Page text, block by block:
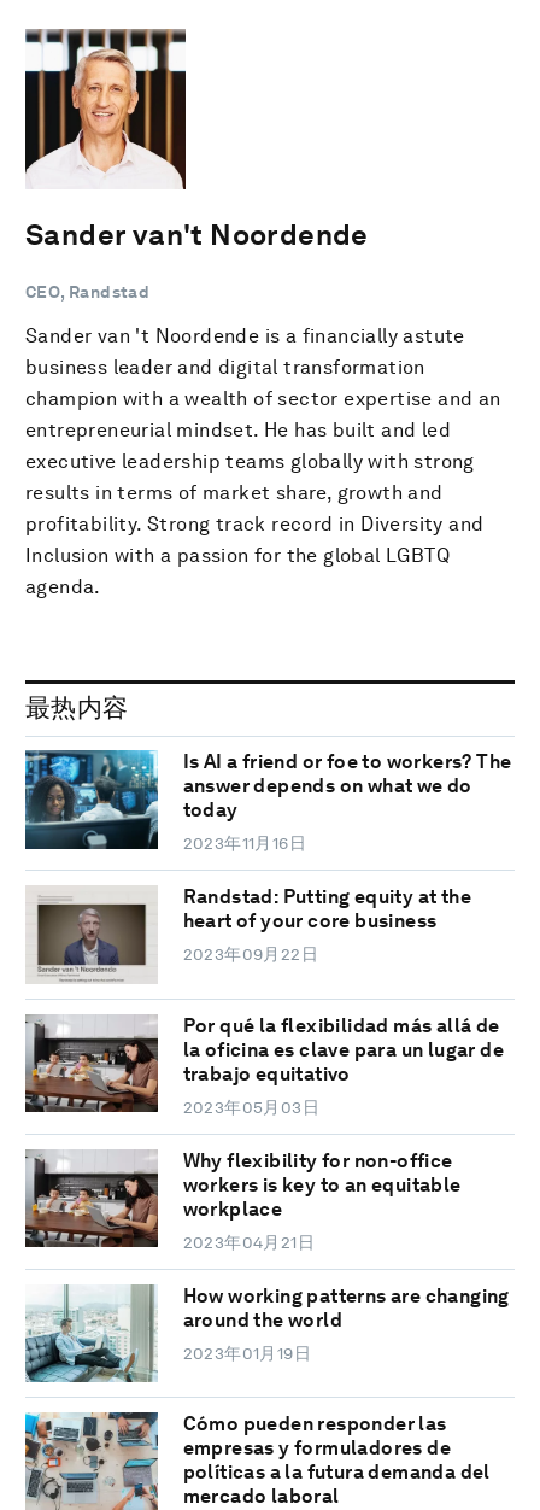
Sander van't Noordende
CEO, Randstad
Sander van 't Noordende is a financially astute
business leader and digital transformation
champion with a wealth of sector expertise and an
entrepreneurial mindset. He has built and led
executive leadership teams globally with strong
results in terms of market share, growth and
profitability. Strong track record in Diversity and
Inclusion with a passion for the global LGBTQ
agenda.
最热内容
Is AI a friend or foe to workers? The
answer depends on what we do
today
2023年11月16日
Randstad: Putting equity at the
heart of your core business
2023年09月22日
Por qué la flexibilidad más allá de
la oficina es clave para un lugar de
trabajo equitativo
2023年05月03日
Why flexibility for non-office
workers is key to an equitable
workplace
2023年04月21日
How working patterns are changing
around the world
2023年01月19日
Cómo pueden responder las
empresas y formuladores de
políticas a la futura demanda del
mercado laboral